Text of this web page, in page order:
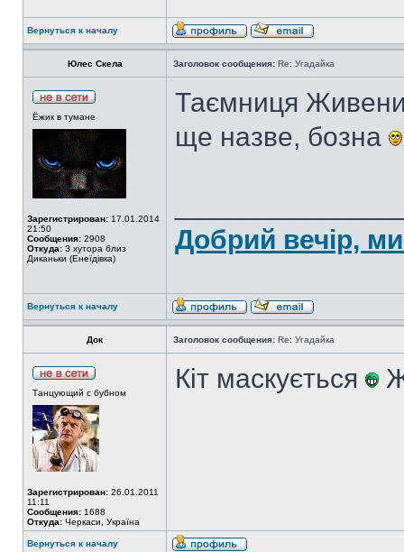
Вернуться к началу
Юлес Скела Заголовок сообщения: Re: Угадайка
Ёжик в тумане
Зарегистрирован: 17.01.2014
21:50
Сообщения: 2908
Откуда: З хутора близ
Диканьки (Енеїдівка)
Таємниця Живени
ще назве, бозна
Добрий вечір,
Вернуться к началу
Док Заголовок сообщения: Re: Угадайка
Танцующий с бубном
Зарегистрирован: 26.01.2011
11:11
Сообщения: 1688
Откуда: Черкаси, Україна
Кіт маскується
Вернуться к началу